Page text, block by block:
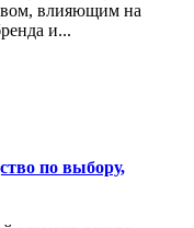
влияющим на
и...
по выбору,